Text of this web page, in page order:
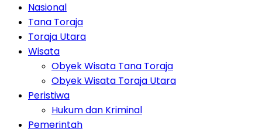
Nasional
Tana Toraja
Toraja Utara
Wisata
Obyek Wisata Tana Toraja
Obyek Wisata Toraja Utara
Peristiwa
Hukum dan Kriminal
Pemerintah